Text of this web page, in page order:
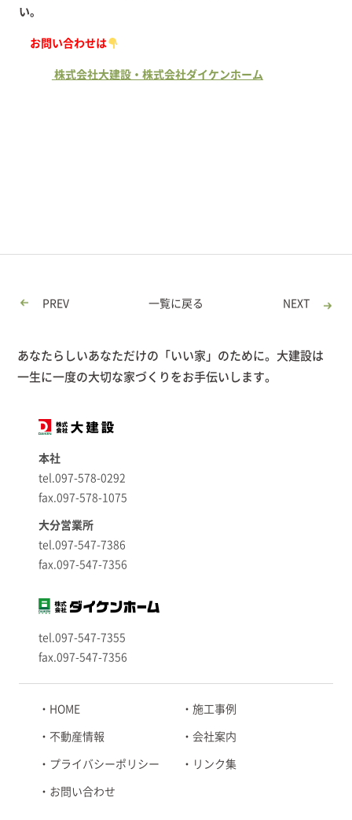
い。
お問い合わせは
株式会社大建設・株式会社ダイケンホーム
PREV 一覧に戻る NEXT
あなたらしいあなただけの「いい家」のために。大建設は
一生に一度の大切な家づくりをお手伝いします。
本社
tel.097-578-0292
fax.097-578-1075
大分営業所
tel.097-547-7386
fax.097-547-7356
tel.097-547-7355
fax.097-547-7356
HOME 施工事例
不動産情報 会社案内
プライバシーポリシー リンク集
お問い合わせ